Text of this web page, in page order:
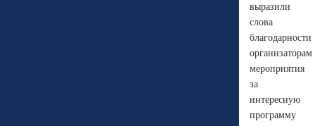
выразили
слова
благодарности
организаторам
мероприятия
за
интересную
программу